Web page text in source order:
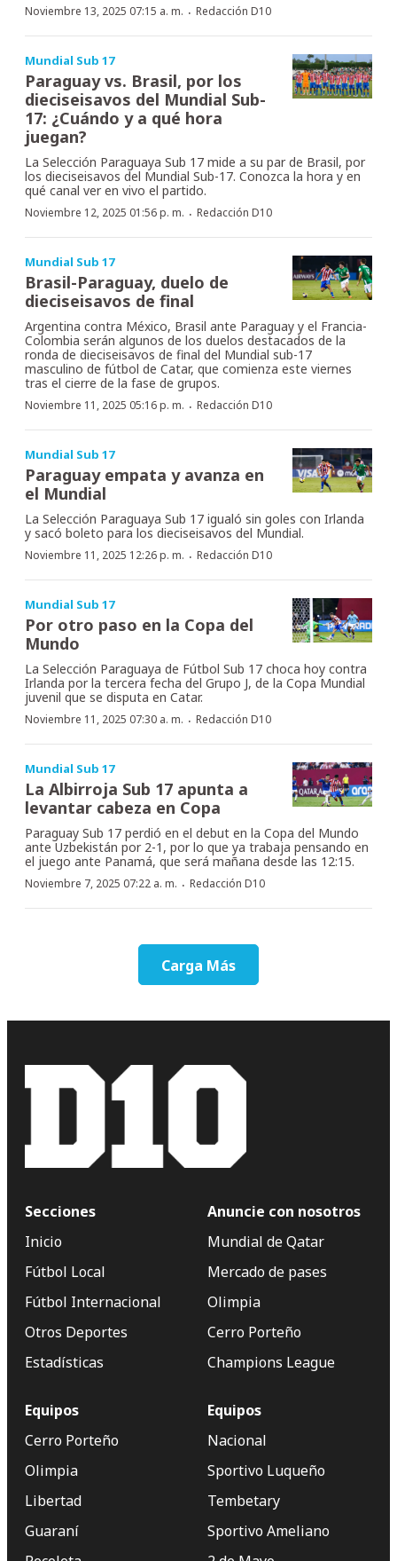
Noviembre 13, 2025 07:15 a. m. · Redacción D10
Mundial Sub 17
Paraguay vs. Brasil, por los
dieciseisavos del Mundial Sub-
17: ¿Cuándo y a qué hora
juegan?
La Selección Paraguaya Sub 17 mide a su par de Brasil, por
los dieciseisavos del Mundial Sub-17. Conozca la hora y en
qué canal ver en vivo el partido.
Noviembre 12, 2025 01:56 p. m. · Redacción D10
Mundial Sub 17
Brasil-Paraguay, duelo de
dieciseisavos de final
Argentina contra México, Brasil ante Paraguay y el Francia-
Colombia serán algunos de los duelos destacados de la
ronda de dieciseisavos de final del Mundial sub-17
masculino de fútbol de Catar, que comienza este viernes
tras el cierre de la fase de grupos.
Noviembre 11, 2025 05:16 p. m. · Redacción D10
Mundial Sub 17
Paraguay empata y avanza en
el Mundial
La Selección Paraguaya Sub 17 igualó sin goles con Irlanda
y sacó boleto para los dieciseisavos del Mundial.
Noviembre 11, 2025 12:26 p. m. · Redacción D10
Mundial Sub 17
Por otro paso en la Copa del
Mundo
La Selección Paraguaya de Fútbol Sub 17 choca hoy contra
Irlanda por la tercera fecha del Grupo J, de la Copa Mundial
juvenil que se disputa en Catar.
Noviembre 11, 2025 07:30 a. m. · Redacción D10
Mundial Sub 17
La Albirroja Sub 17 apunta a
levantar cabeza en Copa
Paraguay Sub 17 perdió en el debut en la Copa del Mundo
ante Uzbekistán por 2-1, por lo que ya trabaja pensando en
el juego ante Panamá, que será mañana desde las 12:15.
Noviembre 7, 2025 07:22 a. m. · Redacción D10
Carga Más
Secciones
Inicio
Fútbol Local
Fútbol Internacional
Otros Deportes
Estadísticas
Anuncie con nosotros
Mundial de Qatar
Mercado de pases
Olimpia
Cerro Porteño
Champions League
Equipos
Cerro Porteño
Olimpia
Libertad
Guaraní
Equipos
Nacional
Sportivo Luqueño
Tembetary
Sportivo Ameliano